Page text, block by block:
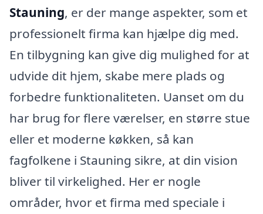
Stauning, er der mange aspekter, som et
professionelt firma kan hjælpe dig med.
En tilbygning kan give dig mulighed for at
udvide dit hjem, skabe mere plads og
forbedre funktionaliteten. Uanset om du
har brug for flere værelser, en større stue
eller et moderne køkken, så kan
fagfolkene i Stauning sikre, at din vision
bliver til virkelighed. Her er nogle
områder, hvor et firma med speciale i